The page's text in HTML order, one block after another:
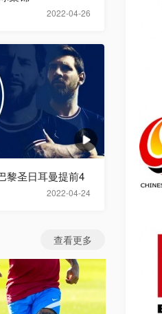
2022-04-26
2022-04-24
黎圣日耳曼提前4
查看更多